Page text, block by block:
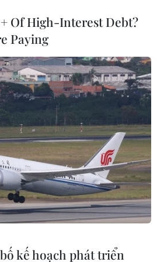
#Tin tặc
#Thuê bao
Rica
Of High-Interest Debt?
Paying
kế hoạch phát triển